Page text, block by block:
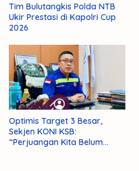
Tim Bulutangkis Polda NTB
Ukir Prestasi di Kapolri Cup
2026
Optimis Target 3 Besar,
Sekjen KONI KSB:
“Perjuangan Kita Belum